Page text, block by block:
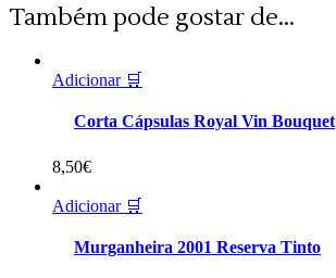
Também pode gostar de...
Adicionar 🛒
Corta Cápsulas Royal Vin Bouquet
8,50€
Adicionar 🛒
Murganheira 2001 Reserva Tinto